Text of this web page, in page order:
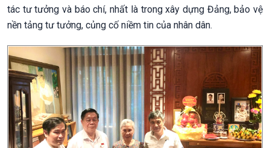
tác tư tưởng và báo chí, nhất là trong xây dựng Đảng, bảo vệ
nền tảng tư tưởng, củng cố niềm tin của nhân dân.